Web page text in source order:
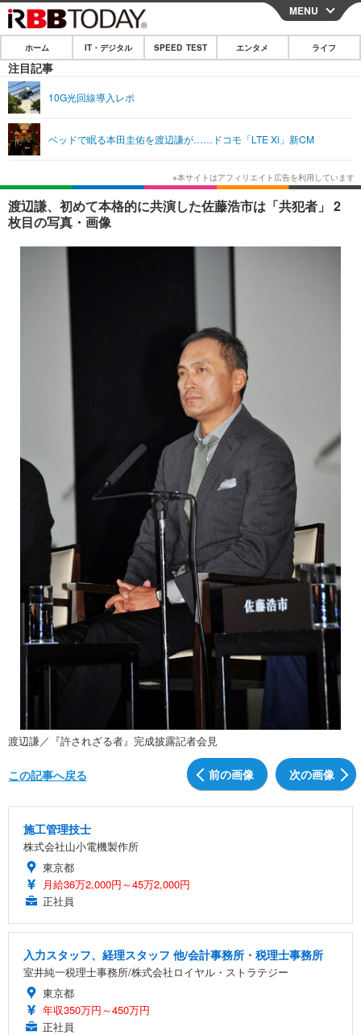
CLOSE
ホーム
IT・デジタル
ショッピング その他
SPEED TEST
エンタメ
エンタメTOP 映画・ドラマ
韓流・K-POP
ライフ
ライフTOP
リリース一覧
MENU
ホーム IT・デジタル SPEED TEST エンタメ ライフ
注目記事
10G光回線導入レポ
ベッドで眠る本田圭佑を渡辺謙が……ドコモ「LTE Xi」新CM
渡辺謙、初めて本格的に共演した佐藤浩市は「共犯者」 2
枚目の写真・画像
渡辺謙／『許されざる者』完成披露記者会見
前の画像 次の画像
この記事へ戻る
施工管理技士
株式会社山小電機製作所
東京都
月給36万2,000円～45万2,000円
正社員
入力スタッフ、経理スタッフ 他/会計事務所・税理士事務所
室井純一税理士事務所/株式会社ロイヤル・ストラテジー
東京都
年収350万円～450万円
正社員